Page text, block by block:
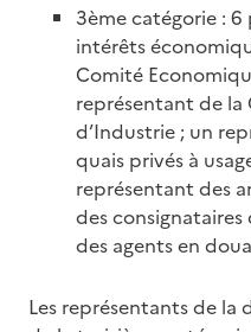
3ème catégorie :
intérêts
Comité
représentant de la
d’Industrie ; un
quais privés à
représentant des
des
des agents en
Les représentants de la